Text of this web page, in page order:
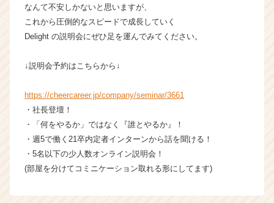
e
e
r）
なんて不安しかないと思いますが、
これから圧倒的なスピードで成長していく
Delight の説明会にぜひ足を運んでみてください。
↓説明会予約はこちらから↓
https://cheercareer.jp/company/seminar/3661
・社長登壇！
・「何をやるか」ではなく『誰とやるか』！
・週5で働く21卒内定者インターンから話を聞ける！
・5名以下の少人数オンライン説明会！
(部屋を分けてコミニケーション取れる形にしてます)